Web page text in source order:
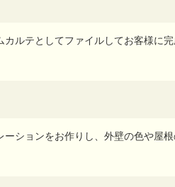
ルテとしてファイルしてお客様に
ションをお作りし、外壁の色や屋